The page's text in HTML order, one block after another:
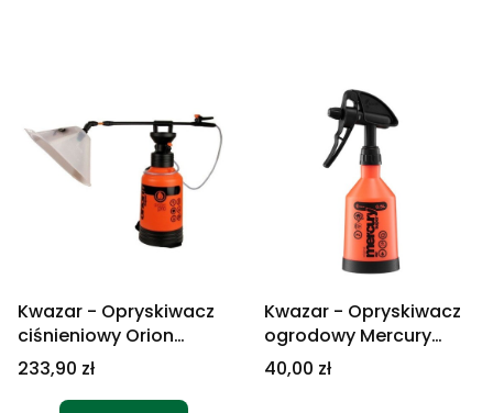
Kwazar - Opryskiwacz
ciśnieniowy Orion
Super 9l + osłona
herbicydowa
Cena
233,90 zł
Kwazar - Opryskiwacz
ogrodowy Mercury
Super 360 1l
Cena
40,00 zł